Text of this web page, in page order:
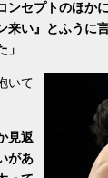
ンセプトのほか
来い』とふうに
」
いて
見返
があ